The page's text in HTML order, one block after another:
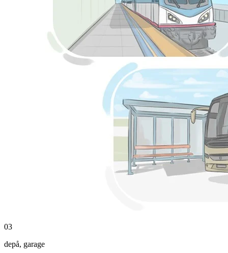
03
depå, garage